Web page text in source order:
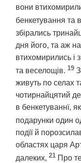
вони
бенкетування та
збірались
дня його, та аж
втихомирились і
та веселощів. 19
живуть по селах
чотирнайцятий
в бенкетуваннї,
подарунки один
подїї й
областях царя
далеких, 21 Про